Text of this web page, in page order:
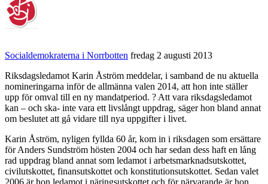
Socialdemokraterna i Norrbotten fredag 2 augusti 2013
Riksdagsledamot Karin Åström meddelar, i samband de nu aktuella
nomineringarna inför de allmänna valen 2014, att hon inte ställer
upp för omval till en ny mandatperiod. ? Att vara riksdagsledamot
kan – och ska- inte vara ett livslångt uppdrag, säger hon bland annat
om beslutet att gå vidare till nya uppgifter i livet.
Karin Åström, nyligen fyllda 60 år, kom in i riksdagen som ersättare
för Anders Sundström hösten 2004 och har sedan dess haft en lång
rad uppdrag bland annat som ledamot i arbetsmarknadsutskottet,
civilutskottet, finansutskottet och konstitutionsutskottet. Sedan valet
2006 är hon ledamot i näringsutskottet och för närvarande är hon